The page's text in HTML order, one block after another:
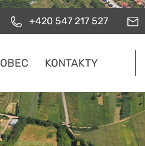
+420 547 217 527
OBEC KONTAKTY